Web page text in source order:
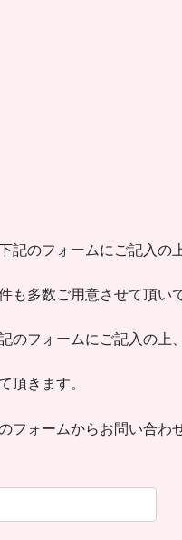
記のフォームにご記入の
も多数ご用意させて頂い
のフォームにご記入の上
頂きます。
フォームからお問い合わ